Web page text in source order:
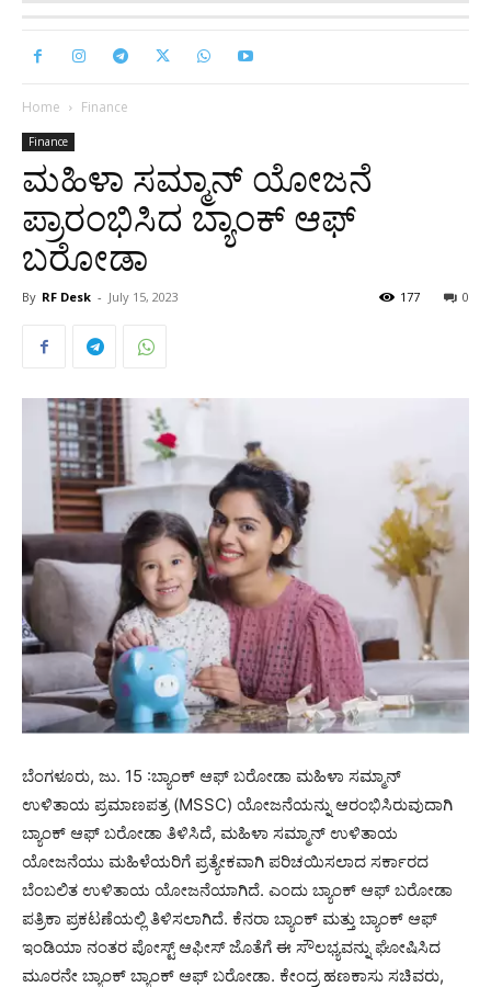
Home Finance
Finance
ಮಹಿಳಾ ಸಮ್ಮಾನ್ ಯೋಜನೆ
ಪ್ರಾರಂಭಿಸಿದ ಬ್ಯಾಂಕ್ ಆಫ್
ಬರೋಡಾ
By RF Desk - July 15, 2023 0
177
ಬೆಂಗಳೂರು, ಜು. 15 :ಬ್ಯಾಂಕ್ ಆಫ್ ಬರೋಡಾ ಮಹಿಳಾ ಸಮ್ಮಾನ್
ಉಳಿತಾಯ ಪ್ರಮಾಣಪತ್ರ (MSSC) ಯೋಜನೆಯನ್ನು ಆರಂಭಿಸಿರುವುದಾಗಿ
ಬ್ಯಾಂಕ್ ಆಫ್ ಬರೋಡಾ ತಿಳಿಸಿದೆ, ಮಹಿಳಾ ಸಮ್ಮಾನ್ ಉಳಿತಾಯ
ಯೋಜನೆಯು ಮಹಿಳೆಯರಿಗೆ ಪ್ರತ್ಯೇಕವಾಗಿ ಪರಿಚಯಿಸಲಾದ ಸರ್ಕಾರದ
ಬೆಂಬಲಿತ ಉಳಿತಾಯ ಯೋಜನೆಯಾಗಿದೆ. ಎಂದು ಬ್ಯಾಂಕ್ ಆಫ್ ಬರೋಡಾ
ಪತ್ರಿಕಾ ಪ್ರಕಟಣೆಯಲ್ಲಿ ತಿಳಿಸಲಾಗಿದೆ. ಕೆನರಾ ಬ್ಯಾಂಕ್ ಮತ್ತು ಬ್ಯಾಂಕ್ ಆಫ್
ಇಂಡಿಯಾ ನಂತರ ಪೋಸ್ಟ್ ಆಫೀಸ್ ಜೊತೆಗೆ ಈ ಸೌಲಭ್ಯವನ್ನು ಘೋಷಿಸಿದ
ಮೂರನೇ ಬ್ಯಾಂಕ್ ಬ್ಯಾಂಕ್ ಆಫ್ ಬರೋಡಾ. ಕೇಂದ್ರ ಹಣಕಾಸು ಸಚಿವರು,